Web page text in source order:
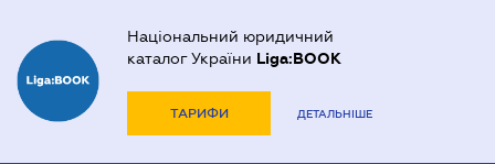
Національний юридичний
каталог України Liga:BOOK
ТАРИФИ ДЕТАЛЬНІШЕ